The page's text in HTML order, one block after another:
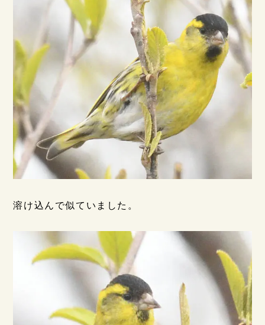
溶け込んで似ていました。